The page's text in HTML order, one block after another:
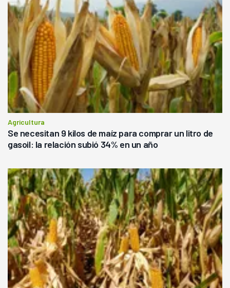
Agricultura
Se necesitan 9 kilos de maíz para comprar un litro de
gasoil: la relación subió 34% en un año